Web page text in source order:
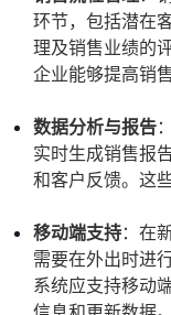
环节，包括潜在
理及销售业绩的
企业能够提高销
数据分析与报告
实时生成销售报
和客户反馈。这
移动端支持：在
需要在外出时进
系统应支持移动